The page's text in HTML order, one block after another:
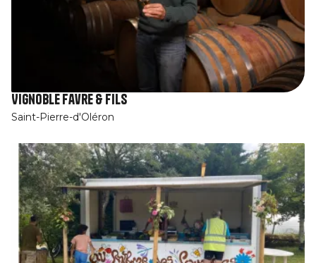
Vignoble Favre & Fils
Saint-Pierre-d'Oléron